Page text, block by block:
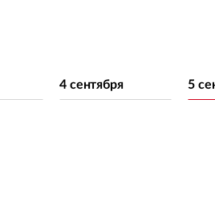
4 сентября 5